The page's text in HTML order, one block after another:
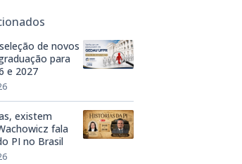
de novos
para
e 2027
existem
fala
PI no Brasil